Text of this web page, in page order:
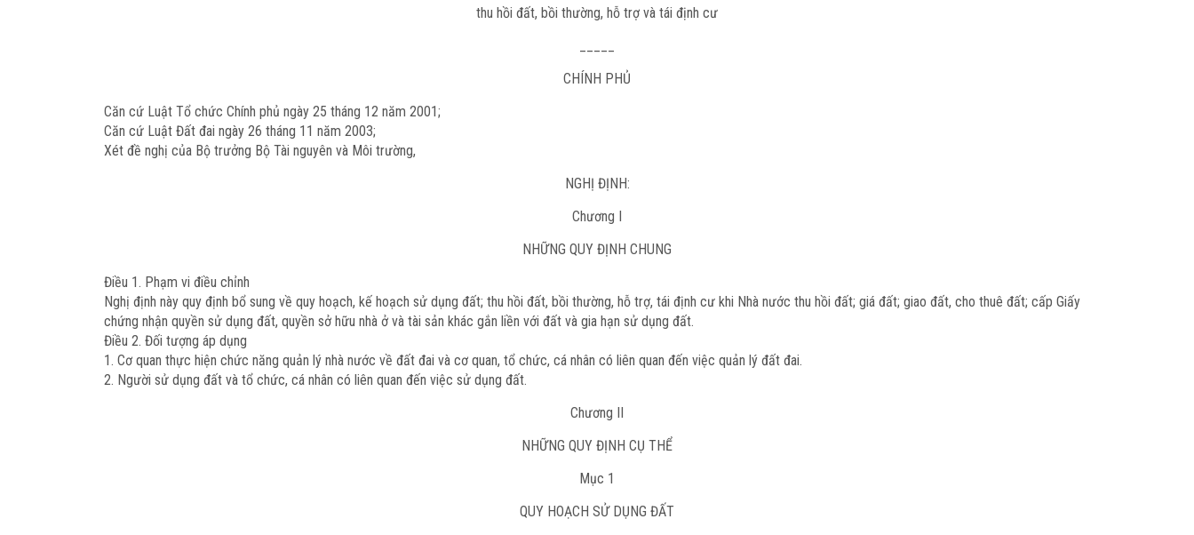
thu hồi đất, bồi thường, hỗ trợ và tái định cư
CHÍNH PHỦ
Căn cứ Luật Tổ chức Chính phủ ngày 25 tháng 12 năm 2001;
Căn cứ Luật Đất đai ngày 26 tháng 11 năm 2003;
Xét đề nghị của Bộ trưởng Bộ Tài nguyên và Môi trường,
NGHỊ ĐỊNH:
Chương I
NHỮNG QUY ĐỊNH CHUNG
Điều 1. Phạm vi điều chỉnh
Nghị định này quy định bổ sung về quy hoạch, kế hoạch sử dụng đất; thu hồi đất, bồi thường, hỗ trợ, tái định cư khi Nhà nước thu hồi đất; giá đất; giao đất, cho thuê đất; cấp Giấy
chứng nhận quyền sử dụng đất, quyền sở hữu nhà ở và tài sản khác gắn liền với đất và gia hạn sử dụng đất.
Điều 2. Đối tượng áp dụng
1. Cơ quan thực hiện chức năng quản lý nhà nước về đất đai và cơ quan, tổ chức, cá nhân có liên quan đến việc quản lý đất đai.
2. Người sử dụng đất và tổ chức, cá nhân có liên quan đến việc sử dụng đất.
Chương II
NHỮNG QUY ĐỊNH CỤ THỂ
Mục 1
QUY HOẠCH SỬ DỤNG ĐẤT